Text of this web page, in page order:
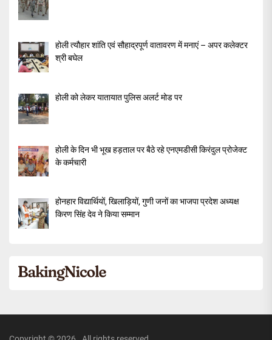
होली त्यौहार शांति एवं सौहाद्रपूर्ण वातावरण में मनाएं – अपर कलेक्टर
श्री बघेल
होली को लेकर यातायात पुलिस अलर्ट मोड पर
होली के दिन भी भूख हड़ताल पर बैठे रहे एनएमडीसी किरंदुल प्रोजेक्ट
के कर्मचारी
होनहार विद्यार्थियों, खिलाड़ियों, गुणी जनों का भाजपा प्रदेश अध्यक्ष
किरण सिंह देव ने किया सम्मान